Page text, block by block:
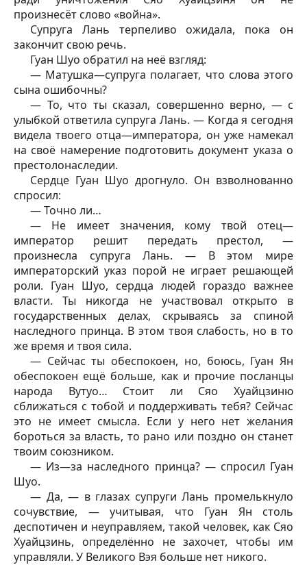
произнесёт слово «война».
Супруга Лань терпеливо ожидала, пока он
закончит свою речь.
Гуан Шуо обратил на неё взгляд:
— Матушка—супруга полагает, что слова этого
сына ошибочны?
— То, что ты сказал, совершенно верно, — с
улыбкой ответила супруга Лань. — Когда я сегодня
видела твоего отца—императора, он уже намекал
на своё намерение подготовить документ указа о
престолонаследии.
Сердце Гуан Шуо дрогнуло. Он взволнованно
спросил:
— Точно ли…
— Не имеет значения, кому твой отец—
император решит передать престол, —
произнесла супруга Лань. — В этом мире
императорский указ порой не играет решающей
роли. Гуан Шуо, сердца людей гораздо важнее
власти. Ты никогда не участвовал открыто в
государственных делах, скрываясь за спиной
наследного принца. В этом твоя слабость, но в то
же время и твоя сила.
— Сейчас ты обеспокоен, но, боюсь, Гуан Ян
обеспокоен ещё больше, как и прочие посланцы
народа Вутуо… Стоит ли Сяо Хуайцзиню
сближаться с тобой и поддерживать тебя? Сейчас
это не имеет смысла. Если у него нет желания
бороться за власть, то рано или поздно он станет
твоим союзником.
— Из—за наследного принца? — спросил Гуан
Шуо.
— Да, — в глазах супруги Лань промелькнуло
сочувствие, — учитывая, что Гуан Ян столь
деспотичен и неуправляем, такой человек, как Сяо
Хуайцзинь, определённо не захочет, чтобы им
управляли. У Великого Вэя больше нет никого.